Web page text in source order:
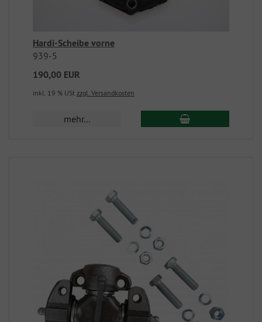
Hardi-Scheibe vorne
939-5
190,00 EUR
inkl. 19 % USt zzgl. Versandkosten
mehr...